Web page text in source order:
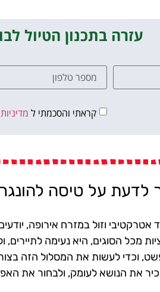
עזרה בתכנון הטיול
קראתי והסכמתי ל
לדעת על טיסה
וזול במזרח אירופה,
וכדי לעשות את המסלול הזה
את הנושא לעומק, ולבחור את